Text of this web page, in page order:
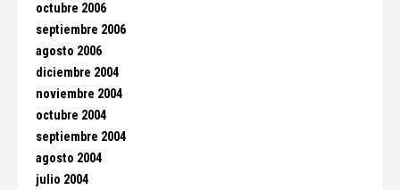
octubre 2006
septiembre 2006
agosto 2006
diciembre 2004
noviembre 2004
octubre 2004
septiembre 2004
agosto 2004
julio 2004